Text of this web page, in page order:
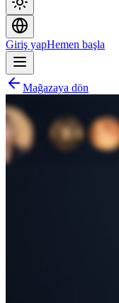
Giriş yapHemen başla
Mağazaya dön